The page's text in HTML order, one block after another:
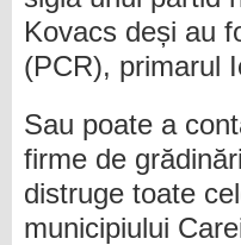
Kovacs deși au
(PCR), primarul
Sau poate a
firme de
distruge toate
municipiului